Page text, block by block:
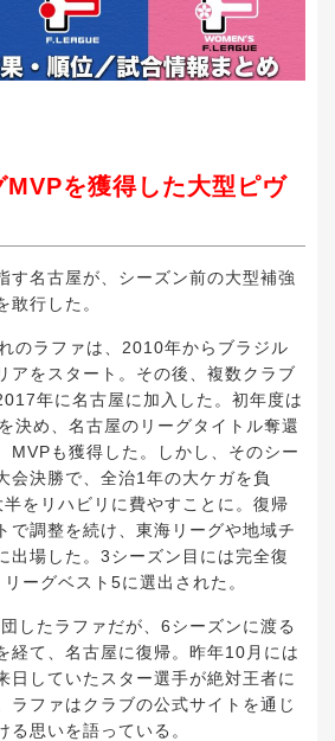
MVPを獲得した大型ピヴ
す名古屋が、シーズン前の大型補強
敢行した。
のラファは、2010年からブラジル
アをスタート。その後、複数クラブ
年に名古屋に加入した。初年度は
決め、名古屋のリーグタイトル奪還
MVPも獲得した。しかし、そのシー
会決勝で、全治1年の大ケガを負
をリハビリに費やすことに。復帰
で調整を続け、東海リーグや地域チ
出場した。3シーズン目には完全復
ーグベスト5に選出された。
したラファだが、6シーズンに渡る
経て、名古屋に復帰。昨年10月には
日していたスター選手が絶対王者に
ラファはクラブの公式サイトを通じ
る思いを語っている。